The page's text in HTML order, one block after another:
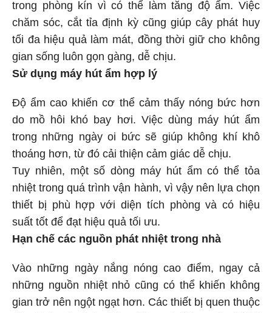
trong phòng kín vì có thể làm tăng độ ẩm. Việc
chăm sóc, cắt tỉa định kỳ cũng giúp cây phát huy
tối đa hiệu quả làm mát, đồng thời giữ cho không
gian sống luôn gọn gàng, dễ chịu.
Sử dụng máy hút ẩm hợp lý
Độ ẩm cao khiến cơ thể cảm thấy nóng bức hơn
do mồ hôi khó bay hơi. Việc dùng máy hút ẩm
trong những ngày oi bức sẽ giúp không khí khô
thoáng hơn, từ đó cải thiện cảm giác dễ chịu.
Tuy nhiên, một số dòng máy hút ẩm có thể tỏa
nhiệt trong quá trình vận hành, vì vậy nên lựa chọn
thiết bị phù hợp với diện tích phòng và có hiệu
suất tốt để đạt hiệu quả tối ưu.
Hạn chế các nguồn phát nhiệt trong nhà
Vào những ngày nắng nóng cao điểm, ngay cả
những nguồn nhiệt nhỏ cũng có thể khiến không
gian trở nên ngột ngạt hơn. Các thiết bị quen thuộc